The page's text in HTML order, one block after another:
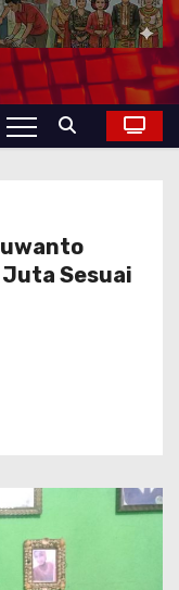
Juta Sesuai